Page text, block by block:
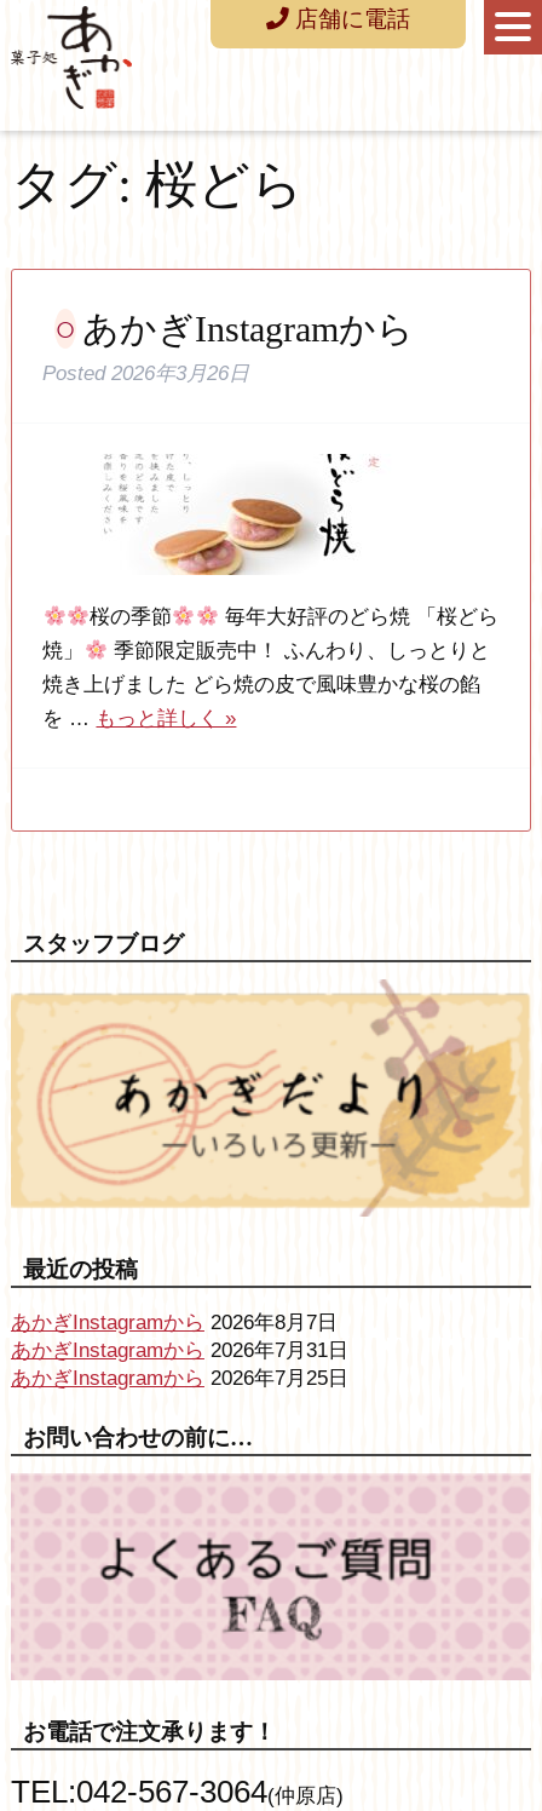
タグ: 桜どら
あかぎInstagramから
Posted2026年3月26日
桜の季節
毎年大好評のどら焼 「桜どら
焼」
季節限定販売中！ ふんわり、しっとりと
焼き上げました どら焼の皮で風味豊かな桜の餡
を … もっと詳しく »
スタッフブログ
最近の投稿
あかぎInstagramから 2026年8月7日
あかぎInstagramから 2026年7月31日
あかぎInstagramから 2026年7月25日
お問い合わせの前に…
お電話で注文承ります！
TEL:042-567-3064(仲原店)
店舗に電話